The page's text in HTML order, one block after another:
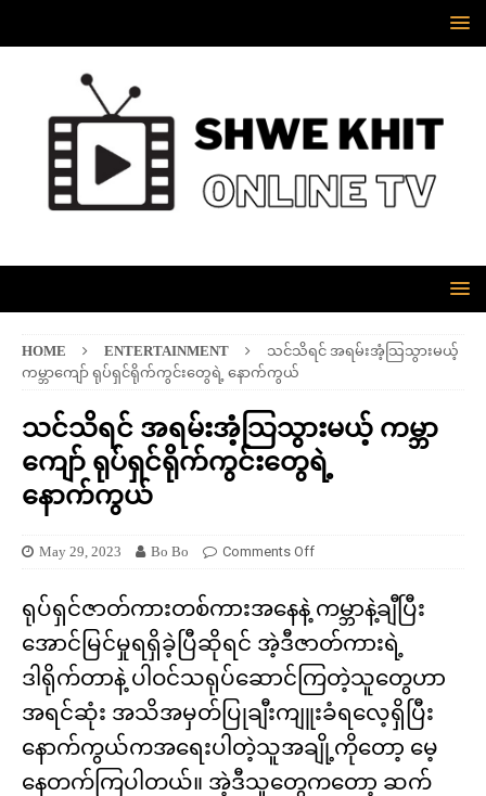
HOME ENTERTAINMENT
သင်သိရင် အရမ်းအံ့သြသွားမယ့်
ကမ္ဘာကျော် ရုပ်ရှင်ရိုက်ကွင်းတွေရဲ့ နောက်ကွယ်
သင်သိရင် အရမ်းအံ့သြသွားမယ့် ကမ္ဘာ
ကျော် ရုပ်ရှင်ရိုက်ကွင်းတွေရဲ့
နောက်ကွယ်
May 29, 2023 Bo Bo Comments Off
ရုပ်ရှင်ဇာတ်ကားတစ်ကားအနေနဲ့ ကမ္ဘာနဲ့ချီပြီး
အောင်မြင်မှုရရှိခဲ့ပြီဆိုရင် အဲ့ဒီဇာတ်ကားရဲ့
ဒါရိုက်တာနဲ့ ပါဝင်သရုပ်ဆောင်ကြတဲ့သူတွေဟာ
အရင်ဆုံး အသိအမှတ်ပြုချီးကျူးခံရလေ့ရှိပြီး
နောက်ကွယ်ကအရေးပါတဲ့သူအချို့ကိုတော့ မေ့
နေတက်ကြပါတယ်။ အဲ့ဒီသူတွေကတော့ ဆက်